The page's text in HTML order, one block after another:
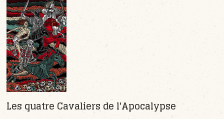
Les quatre Cavaliers de l'Apocalypse